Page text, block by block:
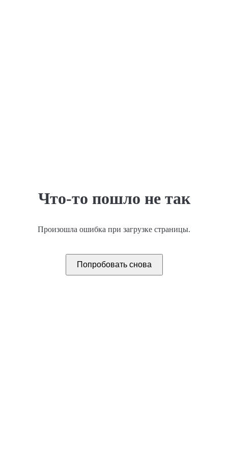
Что-то пошло не так
Произошла ошибка при загрузке страницы.
Попробовать снова